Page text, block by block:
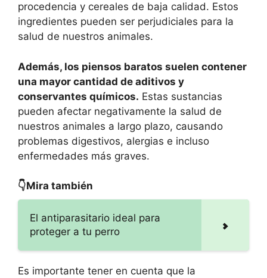
procedencia y cereales de baja calidad. Estos
ingredientes pueden ser perjudiciales para la
salud de nuestros animales.
Además, los piensos baratos suelen contener
una mayor cantidad de aditivos y
conservantes químicos. Estas sustancias
pueden afectar negativamente la salud de
nuestros animales a largo plazo, causando
problemas digestivos, alergias e incluso
enfermedades más graves.
👇Mira también
El antiparasitario ideal para
proteger a tu perro
Es importante tener en cuenta que la